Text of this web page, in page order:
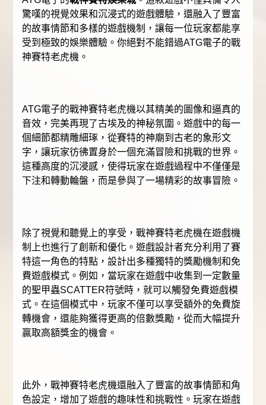
驚嘆的視覺效果和沉浸式的遊戲體驗，還融入了豐富
的故事情節和多樣的遊戲機制，讓每一位玩家都能享
受到極致的娛樂體驗。你絕對不能錯過ATG電子的戰
神賽特老虎機。
ATG電子的戰神賽特老虎機以其精美的圖像和逼真的
音效，完美再現了古埃及的神秘氛圍。遊戲中的每一
個細節都精雕細琢，從賽特的神廟到古老的象形文
字，讓玩家彷彿置身於一個充滿冒險和挑戰的世界。
這種高度的沉浸感，使得玩家在遊戲過程中不僅僅是
下注和轉動輪盤，而是參與了一場精彩的故事冒險。
除了視覺和聽覺上的享受，戰神賽特老虎機在遊戲機
制上也進行了創新和優化。遊戲設計者充分利用了賽
特這一角色的特點，設計出多種獨特的獎勵機制和免
費遊戲模式。例如，當玩家在遊戲中收集到一定數量
的聖甲蟲SCATTER符號時，就可以觸發免費遊戲模
式。在這個模式中，玩家不僅可以享受額外的免費旋
轉機會，還能夠獲得更高的倍數獎勵，從而大幅提升
贏取高額獎金的機會。
此外，戰神賽特老虎機還融入了豐富的故事情節和角
色設定，增加了遊戲的趣味性和挑戰性。玩家在遊戲